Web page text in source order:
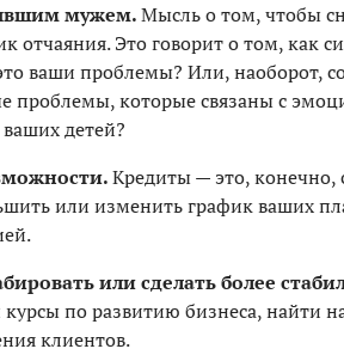
мужем.Мысль о том, чтобы
отчаяния. Это говорит о том, как
ваши проблемы? Или, наоборот,
проблемы, которые связаны с
детей?
Кредиты — это, конечно,
или изменить график ваших
или сделать более
по развитию бизнеса, найти
клиентов.